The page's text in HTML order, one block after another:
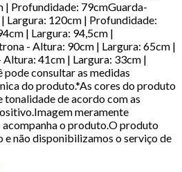
| Profundidade: 79cmGuarda-
Largura: 120cm | Profundidade:
| Largura: 94,5cm |
- Altura: 90cm | Largura: 65cm |
41cm | Largura: 33cm |
consultar as medidas
do produto.*As cores do produto
de acordo com as
meramente
o produto.O produto
e não disponibilizamos o serviço de